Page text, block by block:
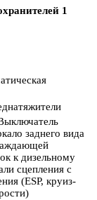
1
заднего вида
к дизельному
сцепления с
(ESP, круиз-